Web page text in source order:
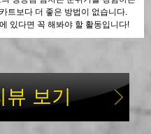
트보다 더 좋은 방법이 없습니다.
있다면 꼭 해봐야 할 활동입니다!
뷰 보기